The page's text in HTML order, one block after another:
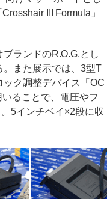
III Formula」
ランドのR.O.G.とし
また展示では、3型T
ク調整デバイス「OC
ることで、電圧やフ
5インチベイ×2段に収